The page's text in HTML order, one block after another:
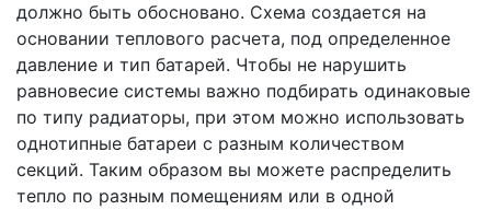
должно быть обосновано. Схема создается на
основании теплового расчета, под определенное
давление и тип батарей. Чтобы не нарушить
равновесие системы важно подбирать одинаковые
по типу радиаторы, при этом можно использовать
однотипные батареи с разным количеством
секций. Таким образом вы можете распределить
тепло по разным помещениям или в одной